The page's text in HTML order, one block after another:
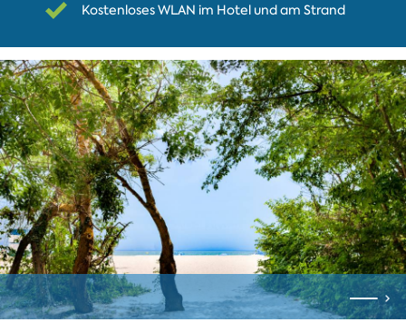
Kostenloses WLAN im Hotel und am Strand